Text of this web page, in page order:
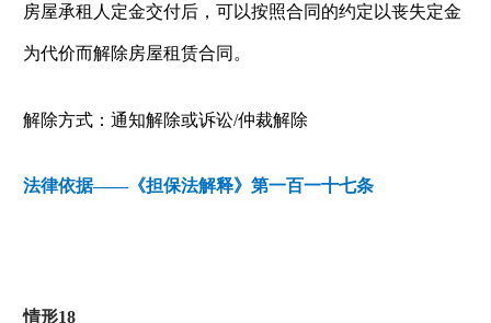
房屋承租人定金交付后，可以按照合同的约定以丧失定金
为代价而解除房屋租赁合同。
解除方式：通知解除或诉讼/仲裁解除
法律依据——《担保法解释》第一百一十七条
情形18